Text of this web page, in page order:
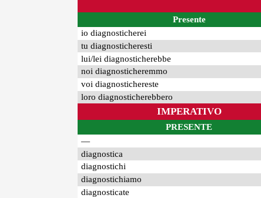
Presente
io diagnosticherei
tu diagnosticheresti
lui/lei diagnosticherebbe
noi diagnosticheremmo
voi diagnostichereste
loro diagnosticherebbero
IMPERATIVO
PRESENTE
—
diagnostica
diagnostichi
diagnostichiamo
diagnosticate